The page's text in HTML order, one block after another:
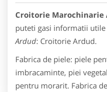
Croitorie Marochinarie
puteti gasi informatii utile
Ardud: Croitorie Ardud.
Fabrica de piele: piele
imbracaminte, piei
pentru morarit. Fabrica